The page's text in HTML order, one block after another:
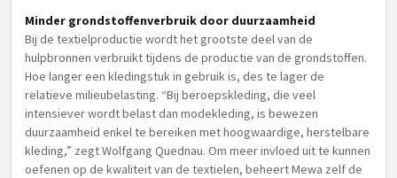
Minder grondstoffenverbruik door duurzaamheid
Bij de textielproductie wordt het grootste deel van de
hulpbronnen verbruikt tijdens de productie van de grondstoffen.
Hoe langer een kledingstuk in gebruik is, des te lager de
relatieve milieubelasting. “Bij beroepskleding, die veel
intensiever wordt belast dan modekleding, is bewezen
duurzaamheid enkel te bereiken met hoogwaardige, herstelbare
kleding,” zegt Wolfgang Quednau. Om meer invloed uit te kunnen
oefenen op de kwaliteit van de textielen, beheert Mewa zelf de